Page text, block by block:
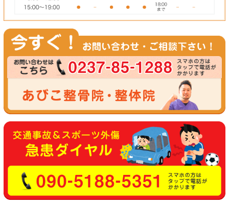
いつものトレーニングに「ドローイン」を意識してやるだけで、
ドローインのやり方は、間違って覚えてしまうと体幹トレーニン
直接指導いたします。
スポーツでのケガ、交通事故でのケガ・むちうち、その他の身体
は 休日(日曜日・祝日)も診療している寒河江市栄町の
にご相談下さい。 専門家への相談サポートも行っています！
お問い合わせ：０２３７－８５－１２８８
【２４時間３６５日対応 交通事故＆スポーツ外傷 急患ダイヤ
０９０－５１８８－５３５１(院長直通)